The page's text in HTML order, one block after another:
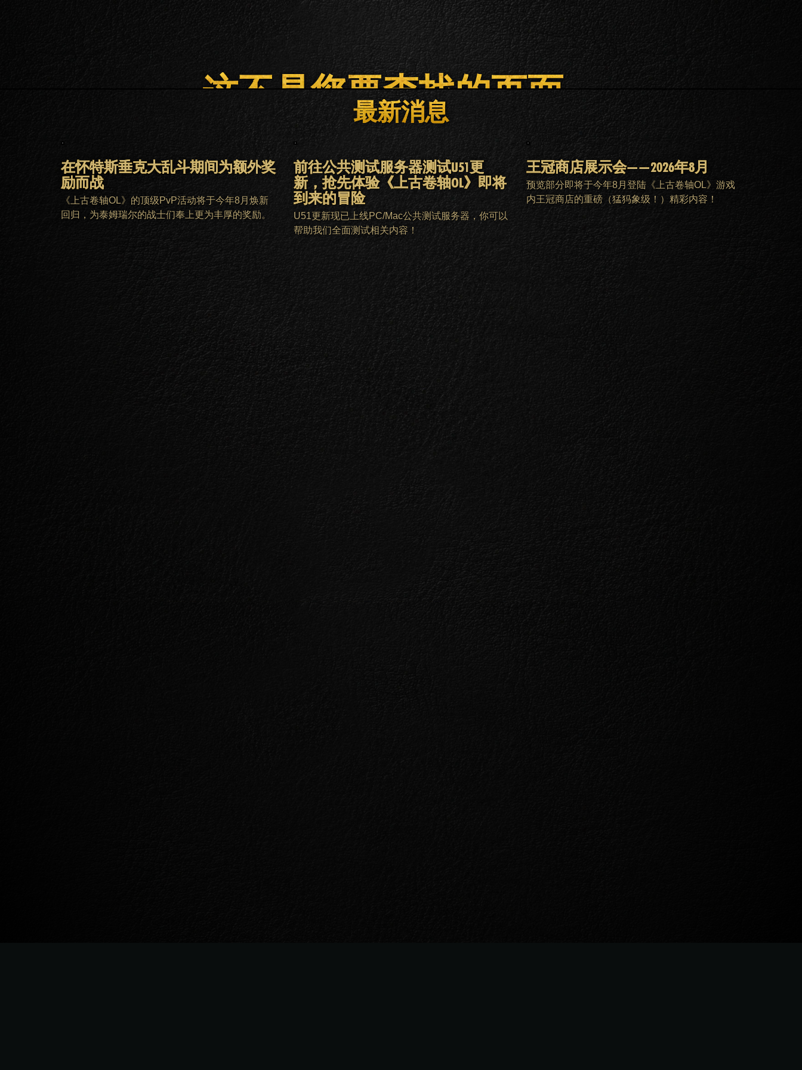
这不是您要查找的页面。
主页 ESO PLUS会员 客服
最新消息
在怀特斯垂克大乱斗期间为额外奖
励而战
《上古卷轴OL》的顶级PvP活动将于今年8月焕新
回归，为泰姆瑞尔的战士们奉上更为丰厚的奖励。
前往公共测试服务器测试U51更
新，抢先体验《上古卷轴OL》即将
到来的冒险
U51更新现已上线PC/Mac公共测试服务器，你可以
帮助我们全面测试相关内容！
王冠商店展示会——2026年8月
预览部分即将于今年8月登陆《上古卷轴OL》游戏
内王冠商店的重磅（猛犸象级！）精彩内容！